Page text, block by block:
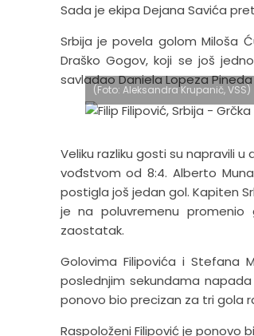
Sada je ekipa Dejana Savića
Srbija je povela golom Miloša
Draško Gogov, koji se još
savladao Daniela Lopeza
(Foto: Aleksandra Krupanič, VSS)
Veliku razliku gosti su napravili
vođstvom od 8:4. Alberto
postigla još jedan gol. Kapiten
je na poluvremenu promenio
zaostatak.
Golovima Filipovića i Stefana
poslednjim sekundama
ponovo bio precizan za tri gola
Raspoloženi Filipović je